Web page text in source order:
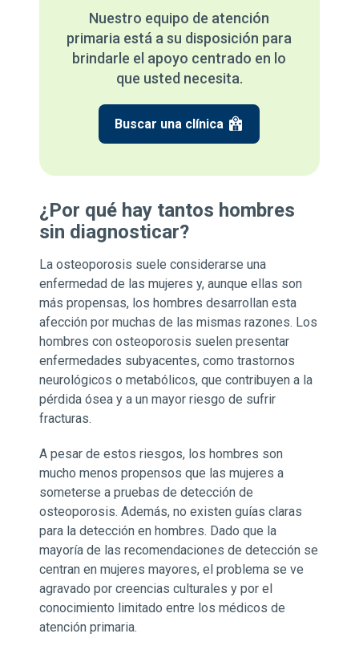
Nuestro equipo de atención
primaria está a su disposición para
brindarle el apoyo centrado en lo
que usted necesita.
Buscar una clínica
¿Por qué hay tantos hombres
sin diagnosticar?
La osteoporosis suele considerarse una
enfermedad de las mujeres y, aunque ellas son
más propensas, los hombres desarrollan esta
afección por muchas de las mismas razones. Los
hombres con osteoporosis suelen presentar
enfermedades subyacentes, como trastornos
neurológicos o metabólicos, que contribuyen a la
pérdida ósea y a un mayor riesgo de sufrir
fracturas.
A pesar de estos riesgos, los hombres son
mucho menos propensos que las mujeres a
someterse a pruebas de detección de
osteoporosis. Además, no existen guías claras
para la detección en hombres. Dado que la
mayoría de las recomendaciones de detección se
centran en mujeres mayores, el problema se ve
agravado por creencias culturales y por el
conocimiento limitado entre los médicos de
atención primaria.